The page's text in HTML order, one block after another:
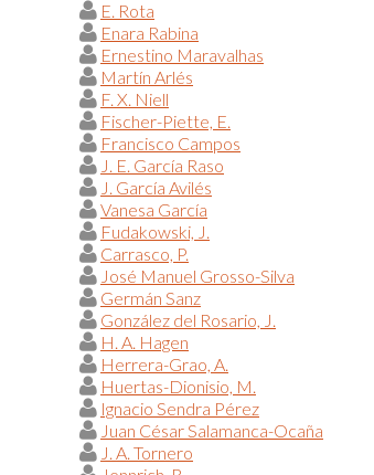
E. Rota
Enara Rabina
Ernestino Maravalhas
Martín Arlés
F. X. Niell
Fischer-Piette, E.
Francisco Campos
J. E. García Raso
J. García Avilés
Vanesa García
Fudakowski, J.
Carrasco, P.
José Manuel Grosso-Silva
Germán Sanz
González del Rosario, J.
H. A. Hagen
Herrera-Grao, A.
Huertas-Dionisio, M.
Ignacio Sendra Pérez
Juan César Salamanca-Ocaña
J. A. Tornero